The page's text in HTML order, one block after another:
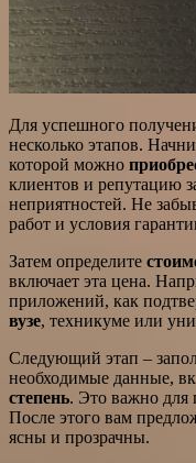
Для успешного
несколько этапов.
которой можно
клиентов и репутацию
неприятностей. Не
работ и условия
Затем определите
включает эта цена.
приложений, как
вузе, техникуме или
Следующий этап –
необходимые данные,
степень. Это важно для
После этого вам
ясны и прозрачны.